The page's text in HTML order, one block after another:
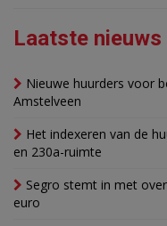
Laatste nieuws
Nieuwe huurders voor
Amstelveen
Het indexeren van de
en 230a-ruimte
Segro stemt in met
euro